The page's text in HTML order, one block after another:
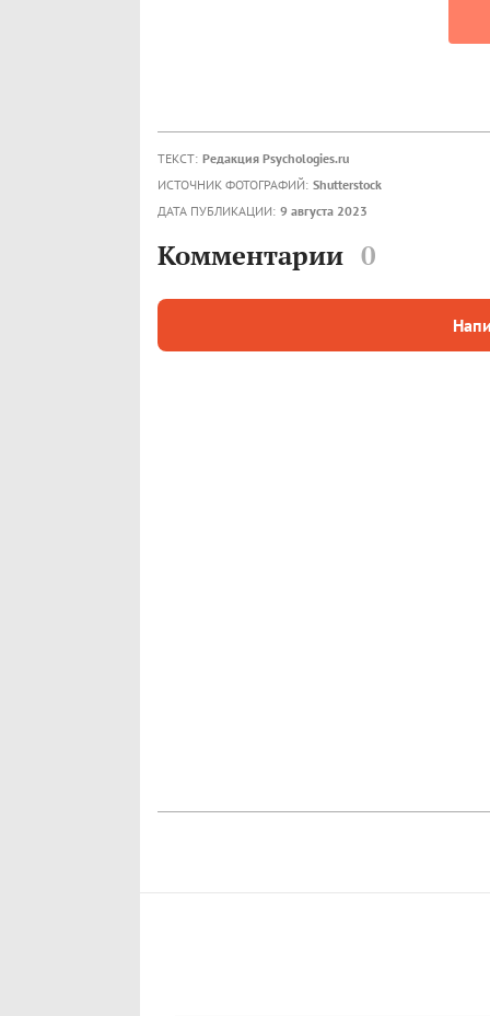
ТЕКСТ: Редакция Psychologies.ru
ИСТОЧНИК ФОТОГРАФИЙ: Shutterstock
ДАТА ПУБЛИКАЦИИ: 9 августа 2023
Комментарии 0